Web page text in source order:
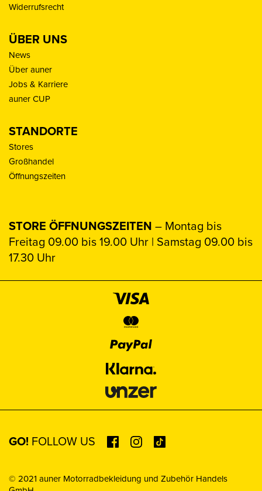
Widerrufsrecht
ÜBER UNS
News
Über auner
Jobs & Karriere
auner CUP
STANDORTE
Stores
Großhandel
Öffnungszeiten
STORE ÖFFNUNGSZEITEN – Montag bis
Freitag 09.00 bis 19.00 Uhr | Samstag 09.00 bis
17.30 Uhr
GO! FOLLOW US
© 2021 auner Motorradbekleidung und Zubehör Handels